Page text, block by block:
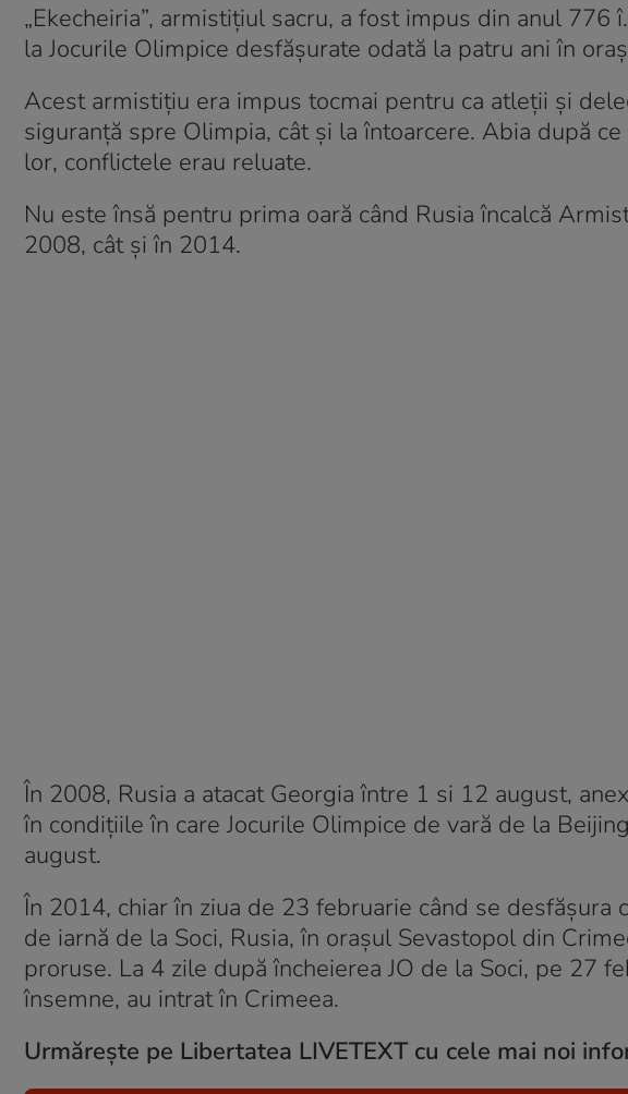
„Ekecheiria”, armistițiul sacru, a fost impus din anul
la Jocurile Olimpice desfășurate odată la patru ani în
Acest armistițiu era impus tocmai pentru ca atleții și
siguranță spre Olimpia, cât și la întoarcere. Abia după
lor, conflictele erau reluate.
Nu este însă pentru prima oară când Rusia încalcă
2008, cât și în 2014.
În 2008, Rusia a atacat Georgia între 1 si 12 august,
în condițiile în care Jocurile Olimpice de vară de la
august.
În 2014, chiar în ziua de 23 februarie când se desfășura
de iarnă de la Soci, Rusia, în orașul Sevastopol din
proruse. La 4 zile după încheierea JO de la Soci, pe 27
însemne, au intrat în Crimeea.
Urmărește pe Libertatea LIVETEXT cu cele mai noi